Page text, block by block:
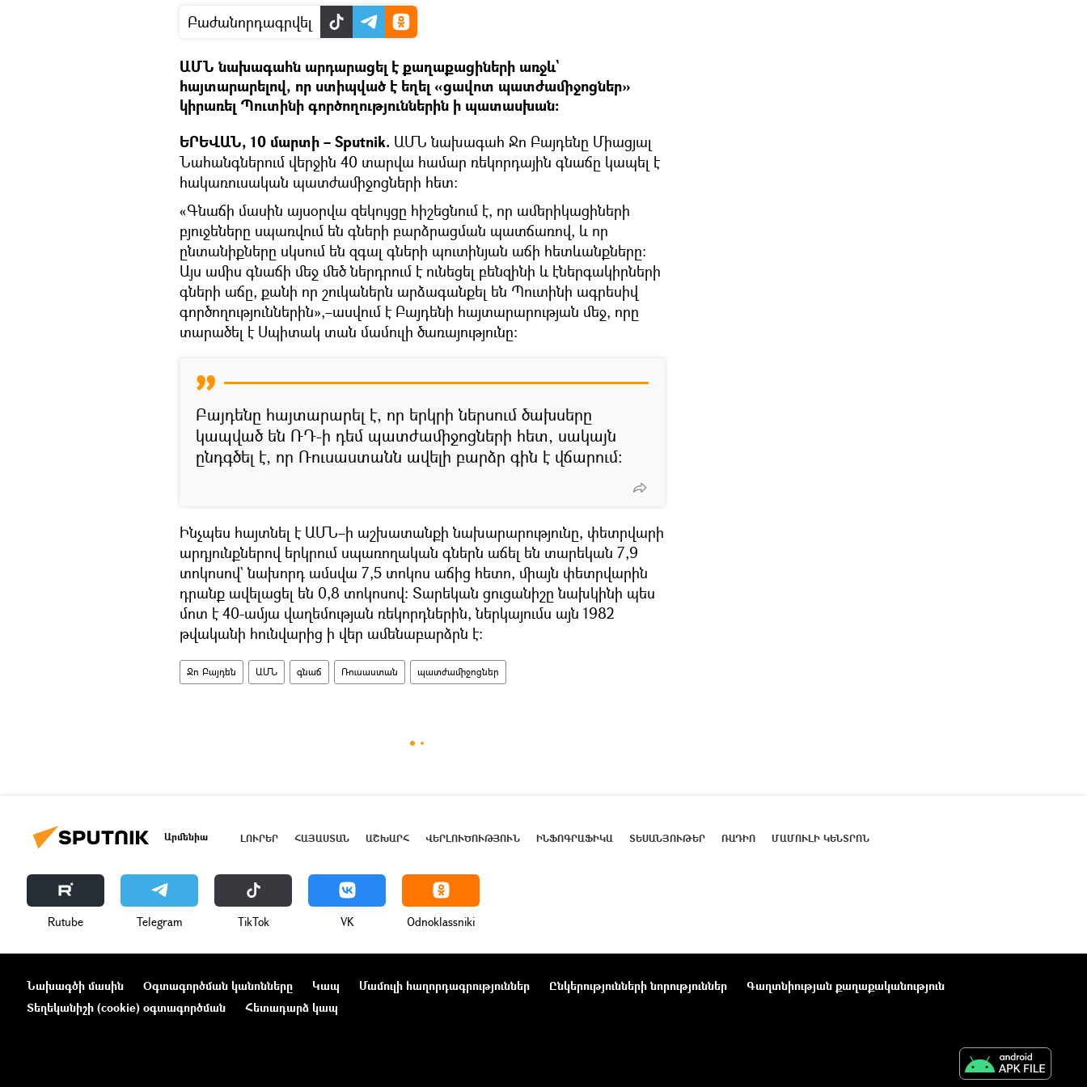
Բաժանորդագրվել
ԱՄՆ նախագահն արդարացել է քաղաքացիների առջև`
հայտարարելով, որ ստիպված է եղել «ցավոտ պատժամիջոցներ»
կիրառել Պուտինի գործողություններին ի պատասխան։
ԵՐԵՎԱՆ, 10 մարտի – Sputnik. ԱՄՆ նախագահ Ջո Բայդենը Միացյալ
Նահանգներում վերջին 40 տարվա համար ռեկորդային գնաճը կապել է
հակառուսական պատժամիջոցների հետ։
«Գնաճի մասին այսօրվա զեկույցը հիշեցնում է, որ ամերիկացիների
բյուջեները սպառվում են գների բարձրացման պատճառով, և որ
ընտանիքները սկսում են զգալ գների պուտինյան աճի հետևանքները։
Այս ամիս գնաճի մեջ մեծ ներդրում է ունեցել բենզինի և էներգակիրների
գների աճը, քանի որ շուկաներն արձագանքել են Պուտինի ագրեսիվ
գործողություններին»,–ասվում է Բայդենի հայտարարության մեջ, որը
տարածել է Սպիտակ տան մամուլի ծառայությունը։
Բայդենը հայտարարել է, որ երկրի ներսում ծախսերը
կապված են ՌԴ-ի դեմ պատժամիջոցների հետ, սակայն
ընդգծել է, որ Ռուսաստանն ավելի բարձր գին է վճարում:
Ինչպես հայտնել է ԱՄՆ–ի աշխատանքի նախարարությունը, փետրվարի
արդյունքներով երկրում սպառողական գներն աճել են տարեկան 7,9
տոկոսով` նախորդ ամսվա 7,5 տոկոս աճից հետո, միայն փետրվարին
դրանք ավելացել են 0,8 տոկոսով: Տարեկան ցուցանիշը նախկինի պես
մոտ է 40-ամյա վաղեմության ռեկորդներին, ներկայումս այն 1982
թվականի հունվարից ի վեր ամենաբարձրն է:
Ջո Բայդեն ԱՄՆ գնաճ Ռուսաստան պատժամիջոցներ
Արմենիա ԼՈՒՐԵՐ ՀԱՅԱՍՏԱՆ ԱՇԽԱՐՀ ՎԵՐԼՈՒԾՈՒԹՅՈՒՆ ԻՆՖՈԳՐԱՖԻԿԱ ՏԵՍԱՆՅՈՒԹԵՐ ՌԱԴԻՈ ՄԱՄՈՒԼԻ ԿԵՆՏՐՈՆ
Rutube Telegram ТikТоk VK Odnoklassniki
Նախագծի մասին Օգտագործման կանոնները Կապ Մամուլի հաղորդագրություններ Ընկերությունների նորություններ
Գաղտնիության քաղաքականություն
Տեղեկանիշի (cookie) օգտագործման
Հետադարձ կապ